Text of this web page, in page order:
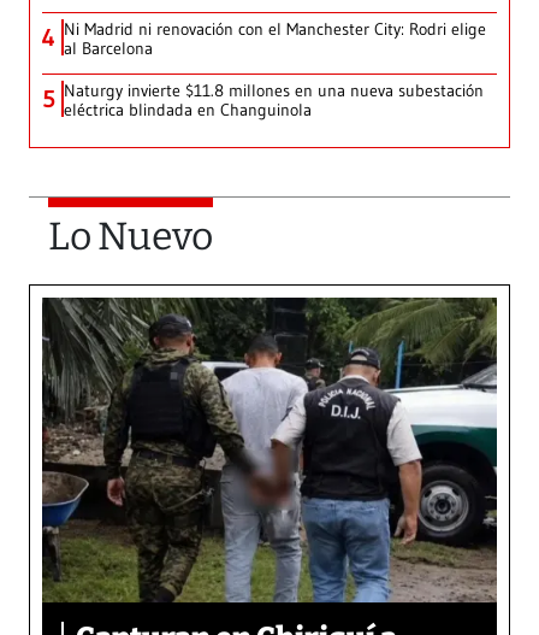
4 Ni Madrid ni renovación con el Manchester City: Rodri elige
al Barcelona
5 Naturgy invierte $11.8 millones en una nueva subestación
eléctrica blindada en Changuinola
Lo Nuevo